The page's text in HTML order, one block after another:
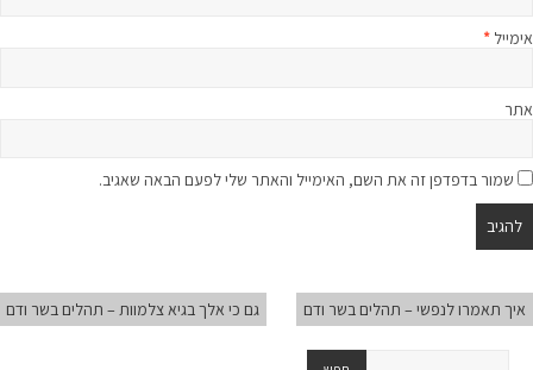
אימייל *
אתר
שמור בדפדפן זה את השם, האימייל והאתר שלי לפעם הבאה שאגיב.
איך תאמרו לנפשי – תהלים בשר ודם גם כי אלך בגיא צלמוות – תהלים בשר ודם